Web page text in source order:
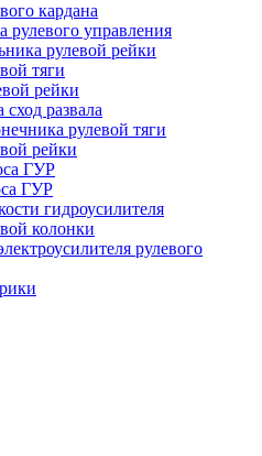
кардана
рулевого управления
рулевой рейки
тяги
рейки
сход развала
рулевой тяги
рейки
ГУР
ГУР
гидроусилителя
колонки
рулевого